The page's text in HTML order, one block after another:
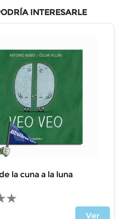
INTERESARLE
la cuna a la luna
Ver